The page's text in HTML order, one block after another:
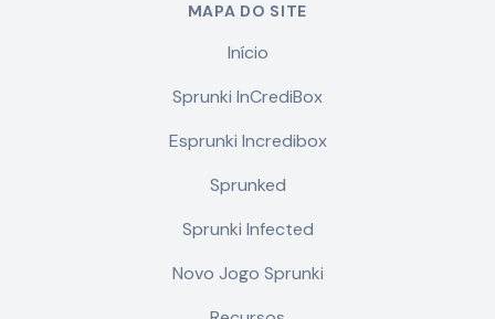
MAPA DO SITE
Início
Sprunki InCrediBox
Esprunki Incredibox
Sprunked
Sprunki Infected
Novo Jogo Sprunki